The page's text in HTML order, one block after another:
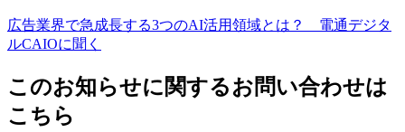
広告業界で急成長する3つのAI活用領域とは？ 電通デジタ
ルCAIOに聞く
このお知らせに関するお問い合わせは
こちら